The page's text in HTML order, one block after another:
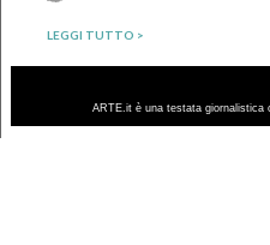
LEGGI TUTTO >
ARTE.it è una testata giornalistica